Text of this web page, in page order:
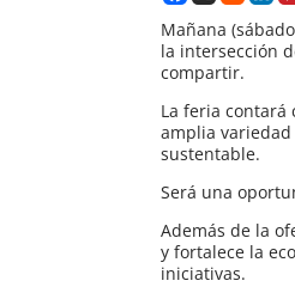
Mañana
la intersección
compartir.
La feria contará
amplia
sustentable.
Será una
Además de la
y fortalece la
iniciativas.